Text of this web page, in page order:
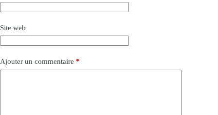
Site web
Ajouter un commentaire *